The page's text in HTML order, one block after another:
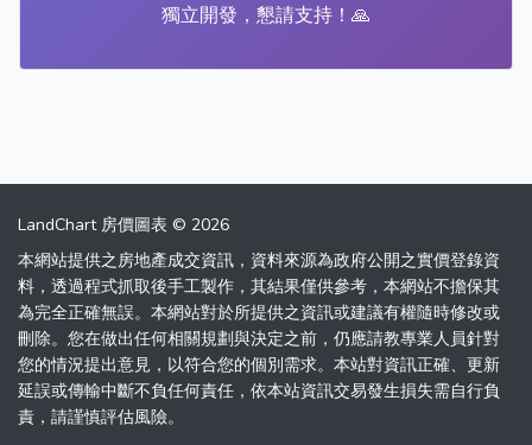
獨立開發，懇請支持！🙏
LandChart 房價圖表 © 2026
本網站提供之房地產成交資訊，資料來源為政府公開之實價登錄資
料，透過程式抓取後手工製作，其結果僅供參考，本網站不擔保其
為完全正確無誤。本網站對於所提供之資訊或建議有權隨時修改或
刪除。您在做出任何相關規劃與決定之前，仍應請教專業人員針對
您的情況提出意見，以符合您的個別需求。本站對資訊正確、更新
延誤或傳輸中斷不負任何責任，依本站資訊交易發生損失需自行負
責，請謹慎評估風險。